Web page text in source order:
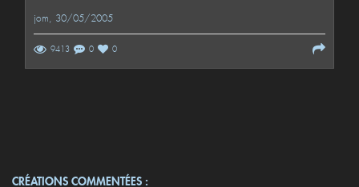
jom, 30/05/2005
9413 0 0
CRÉATIONS COMMENTÉES :